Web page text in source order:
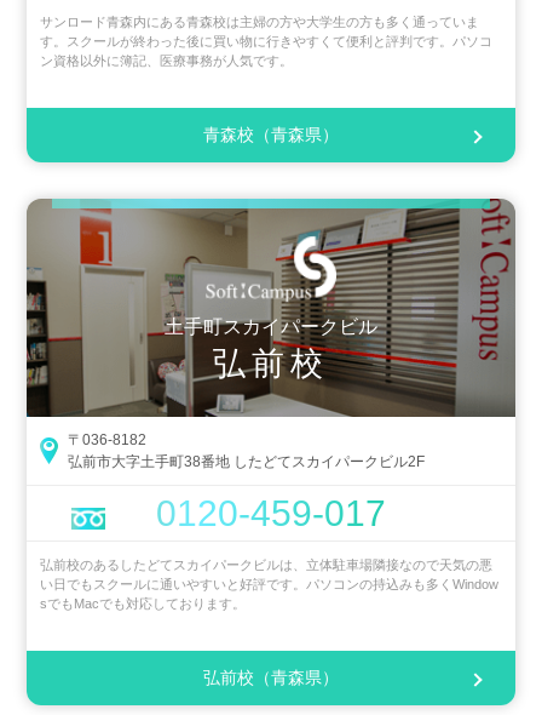
サンロード青森内にある青森校は主婦の方や大学生の方も多く通っていま
す。スクールが終わった後に買い物に行きやすくて便利と評判です。パソコ
ン資格以外に簿記、医療事務が人気です。
青森校（青森県）
土手町スカイパークビル
弘前校
〒036-8182
弘前市大字土手町38番地 したどてスカイパークビル2F
0120-459-017
弘前校のあるしたどてスカイパークビルは、立体駐車場隣接なので天気の悪
い日でもスクールに通いやすいと好評です。パソコンの持込みも多くWindow
sでもMacでも対応しております。
弘前校（青森県）